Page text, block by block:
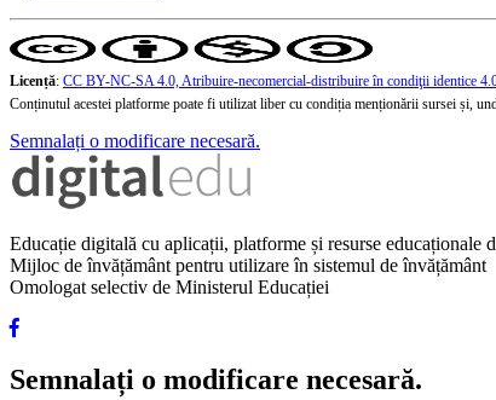
Licență: CC BY-NC-SA 4.0, Atribuire-necomercial-distribuire în condiţii identice
Conținutul acestei platforme poate fi utilizat liber cu condiția menționării sursei și,
Semnalați o modificare necesară.
Educație digitală cu aplicații, platforme și resurse educaționale
Mijloc de învățământ pentru utilizare în sistemul de învățământ
Omologat selectiv de Ministerul Educației
Semnalați o modificare necesară.